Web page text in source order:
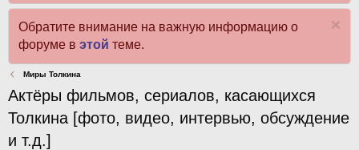
Обратите внимание на важную информацию о
форуме в этой теме.
Миры Толкина
Актёры фильмов, сериалов, касающихся
Толкина [фото, видео, интервью, обсуждение
и т.д.]